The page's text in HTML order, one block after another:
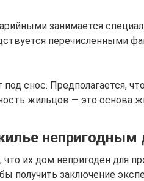
занимается
перечисленными
снос. Предполагается,
жильцов — это основа
непригодным
их дом непригоден для
получить заключение